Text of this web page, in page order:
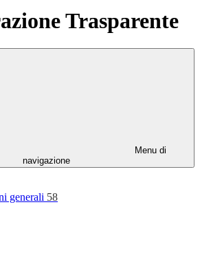
Trasparente
Menu di
navigazione
generali 58